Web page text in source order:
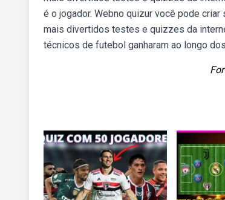
é o jogador. Webno quizur você pode
mais divertidos testes e quizzes da
técnicos de futebol ganharam ao longo